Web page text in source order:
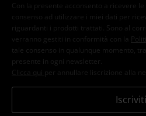
Con la presente acconsento a ricevere
consenso ad utilizzare i miei dati per
riguardanti i prodotti trattati. Sono al
verranno gestiti in conformità con la
tale consenso in qualunque momento,
presente in ogni newsletter.
Clicca qui per annullare liscrizione alla
Iscriviti